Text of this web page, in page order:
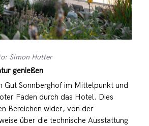
Simon Hutter
genießen
Gut Sonnberghof im Mittelpunkt und
Faden durch das Hotel. Dies
Bereichen wider, von der
über die technische Ausstattung